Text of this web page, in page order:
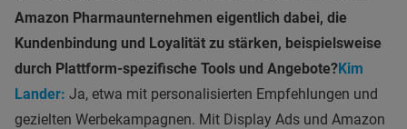
Amazon Pharmaunternehmen eigentlich dabei, die
Kundenbindung und Loyalität zu stärken, beispielsweise
durch Plattform-spezifische Tools und Angebote?Kim
Lander: Ja, etwa mit personalisierten Empfehlungen und
gezielten Werbekampagnen. Mit Display Ads und Amazon